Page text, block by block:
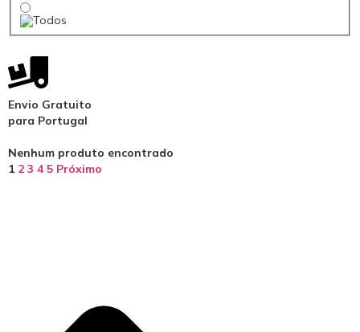
Envio Gratuito
para Portugal
Nenhum produto encontrado
1 2 3 4 5 Próximo